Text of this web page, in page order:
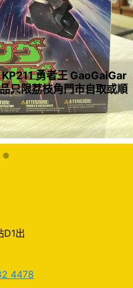
勇者王 GaoGaiGar
只限荔枝角門市自取或順
D1出
4478